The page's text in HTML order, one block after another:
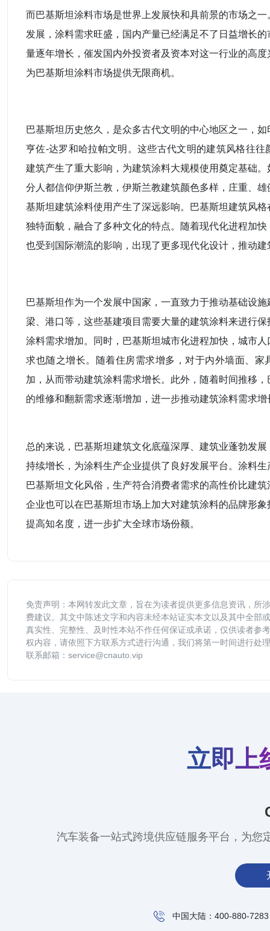
而巴基斯坦涂料市场是世界上发展快和具前景的市场之
发展，涂料需求旺盛，国内产量已经满足不了日益增长
量逐年增长，催发国内外投资者及资本对这一行业的高
为巴基斯坦涂料市场提供无限商机。
巴基斯坦历史悠久，是众多古代文明的中心地区之一，
亨佐-达罗和哈拉帕文明。这些古代文明的建筑风格往往
建筑产生了重大影响，为建筑涂料大规模使用奠定基础
分人都信仰伊斯兰教，伊斯兰教建筑颜色多样，庄重、
基斯坦建筑涂料使用产生了深远影响。巴基斯坦建筑风
独特面貌，融合了多种文化的特点。随着现代化进程加
也受到国际潮流的影响，出现了更多现代化设计，推动
巴基斯坦作为一个发展中国家，一直致力于推动基础设
梁、港口等，这些基建项目需要大量的建筑涂料来进行
涂料需求增加。同时，巴基斯坦城市化进程加快，城市
求也随之增长。随着住房需求增多，对于内外墙面、家
加，从而带动建筑涂料需求增长。此外，随着时间推移
的维修和翻新需求逐渐增加，进一步推动建筑涂料需求增
总的来说，巴基斯坦建筑文化底蕴深厚、建筑业蓬勃发
持续增长，为涂料生产企业提供了良好发展平台。涂料
巴基斯坦文化风俗，生产符合消费者需求的高性价比建
企业也可以在巴基斯坦市场上加大对建筑涂料的品牌形
提高知名度，进一步扩大全球市场份额。
免责声明：本网转发此文章，旨在为读者提供更多信息资讯，所
费建议。其文中陈述文字和内容未经本站证实本文以及其中全部
真实性、完整性、及时性本站不作任何保证或承诺，仅供读者参
权内容，请依照下方联系方式进行沟通，我们将第一时间进行处
联系邮箱：service@cnauto.vip
立即上
汽车装备一站式跨境供应链服务平台，为您
中国大陆：400-880-7283